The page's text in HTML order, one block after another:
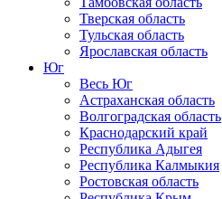
Тверская область
Тульская область
Ярославская область
Юг
Весь Юг
Астраханская область
Волгоградская область
Краснодарский край
Республика Адыгея
Республика Калмыкия
Ростовская область